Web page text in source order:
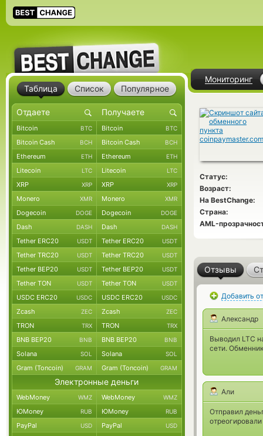
Мониторинг
Статус:
Возраст:
На BestChange:
Страна:
AML-
Отзывы
Добавить
Александр
Выводил LTC
сети.
Али
Отправил
Таблица Список Популярное
Bitcoin BTC Bitcoin BTC
Bitcoin Cash BCH Bitcoin Cash BCH
Ethereum ETH Ethereum ETH
Litecoin LTC Litecoin LTC
XRP XRP XRP XRP
Monero XMR Monero XMR
Dogecoin DOGE Dogecoin DOGE
Dash DASH Dash DASH
Tether ERC20 USDT Tether ERC20 USDT
Tether TRC20 USDT Tether TRC20 USDT
Tether BEP20 USDT Tether BEP20 USDT
Tether TON USDT Tether TON USDT
USDC ERC20 USDC USDC ERC20 USDC
Zcash ZEC Zcash ZEC
TRON TRX TRON TRX
BNB BEP20 BNB BNB BEP20 BNB
Solana SOL Solana SOL
Gram (Toncoin) GRAM Gram (Toncoin) GRAM
Электронные деньги
WebMoney WMZ WebMoney WMZ
ЮMoney RUB ЮMoney RUB
PayPal USD PayPal USD